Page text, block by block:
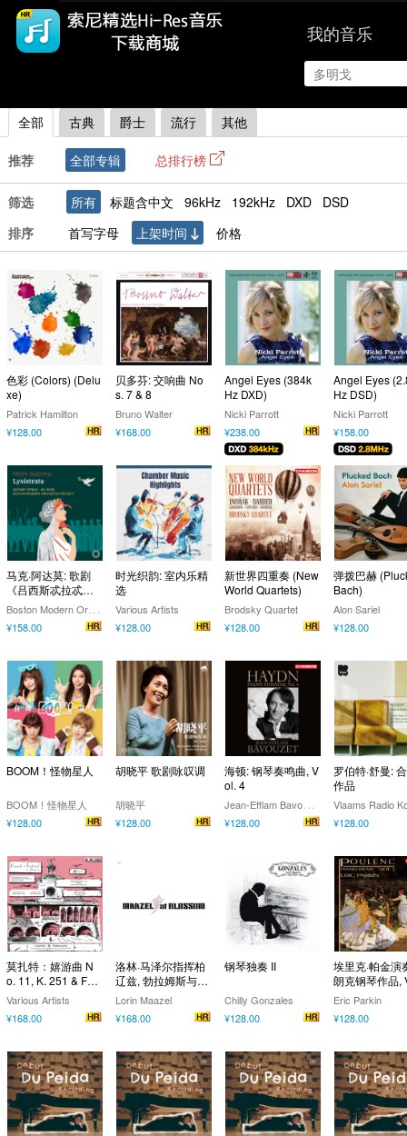
我的音乐
首页 |
全部 古典 爵士 流行 其他
推荐 全部专辑 总排行榜
筛选 所有 标题含中文 96kHz 192kHz DXD
DSD
排序
首写字母 上架时间 价格
色彩 (Colors) (Delu
xe)
Patrick Hamilton
¥128.00
贝多芬: 交响曲 No
s. 7 & 8
Bruno Walter
¥168.00
Angel Eyes (384k
Hz DXD)
Nicki Parrott
¥238.00
Angel Eyes
Hz DSD)
Nicki Parrott
¥158.00
马克·阿达莫: 歌剧
《吕西斯忒拉忒》
(Lysistrata)
B
oston Modern Orchestra Project,Odyssey Opera,Gil Rose
¥158.00
时光织韵: 室内乐精
选
Various Artists
¥128.00
新世界四重奏 (New
World Quartets)
Brodsky Quartet
¥128.00
弹拨巴赫
Bach)
Alon Sariel
¥128.00
BOOM！怪物星人
BOOM！怪物星人
¥128.00
胡晓平 歌剧咏叹调
胡晓平
¥128.00
海顿: 钢琴奏鸣曲, V
ol. 4
J
ean-Efflam Bavouzet
¥128.00
罗伯特·舒曼:
作品
¥128.00
莫扎特：嬉游曲 N
o. 11, K. 251 & F大
调四重奏, K. 370
Various Artists
¥168.00
洛林·马泽尔指挥柏
辽兹, 勃拉姆斯与巴
伯Lorin Maazel
¥168.00
钢琴独奏 II
Chilly Gonzales
¥128.00
埃里克·帕金演
朗克钢琴作品,
3
Eric Parkin
¥128.00